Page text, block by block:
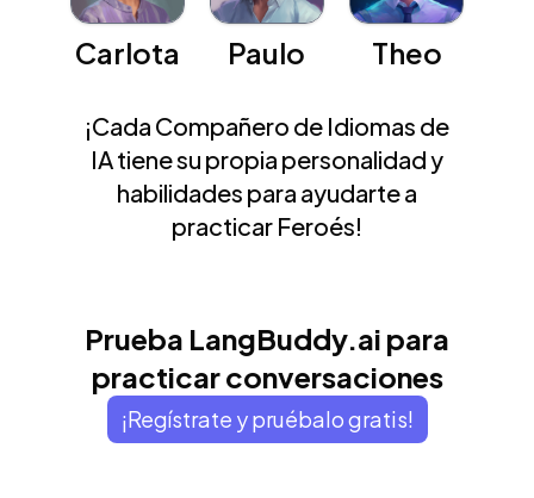
Carlota Paulo Theo
¡Cada Compañero de Idiomas de
IA tiene su propia personalidad y
habilidades para ayudarte a
practicar Feroés!
Prueba LangBuddy.ai para
practicar conversaciones
¡Regístrate y pruébalo gratis!